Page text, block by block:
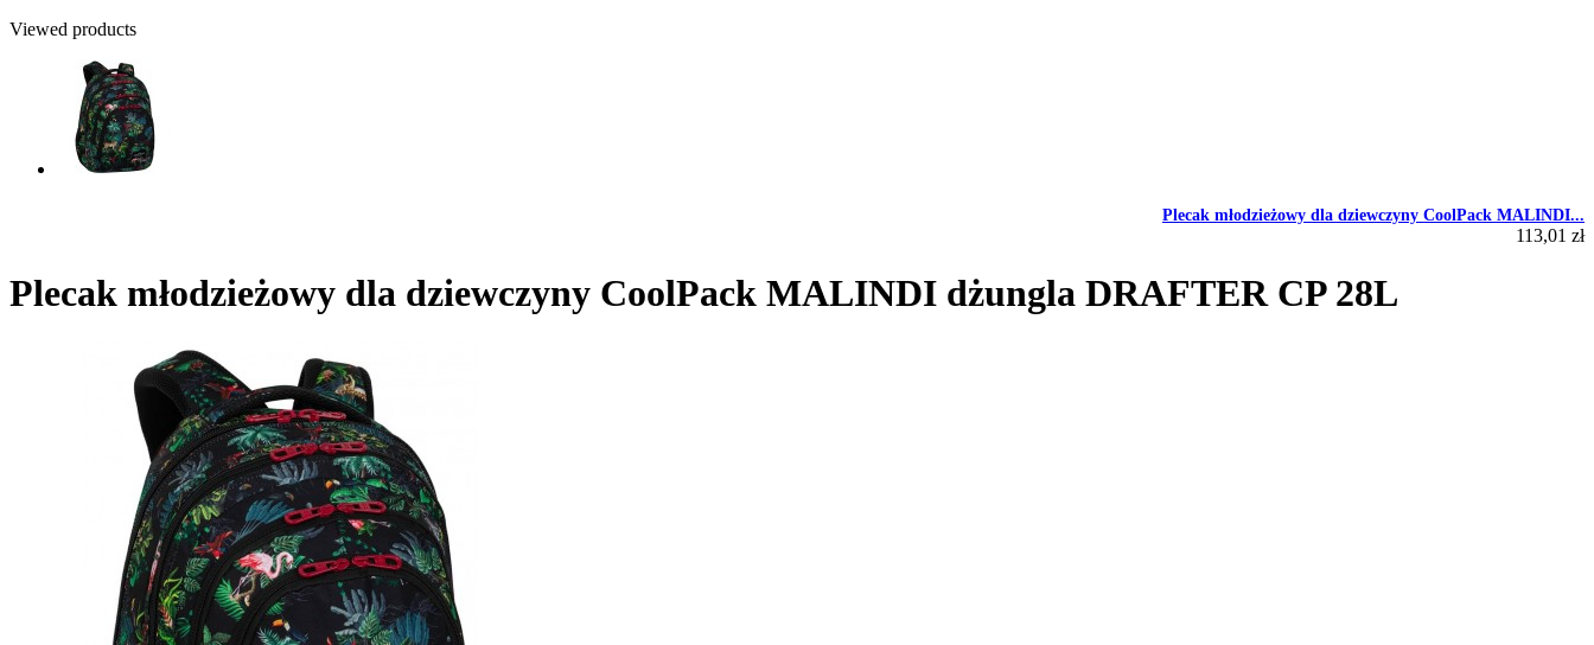
Viewed products
Plecak młodzieżowy dla dziewczyny CoolPack MALINDI...
113,01 zł
Plecak młodzieżowy dla dziewczyny CoolPack MALINDI dżungla DRAFTER CP 28L